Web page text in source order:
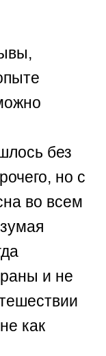
без
но с
во всем
и не
как